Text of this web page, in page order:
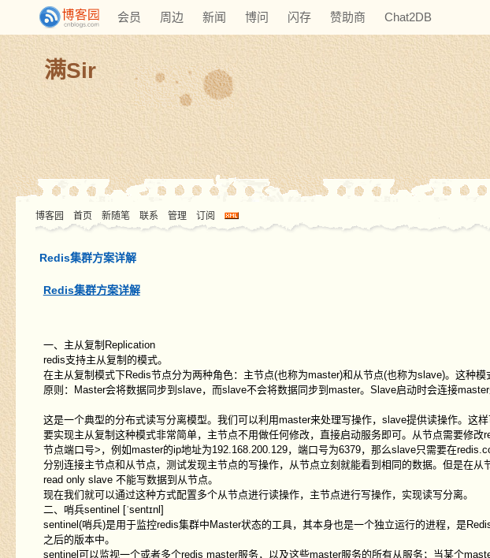
会员 周边 新闻 博问 闪存 赞助商 Chat2DB
满Sir
博客园 首页 新随笔 联系 管理 订阅
Redis集群方案详解
Redis集群方案详解
一、主从复制Replication
redis支持主从复制的模式。
在主从复制模式下Redis节点分为两种角色：主节点(也称为master)和从节点(也称为slave)。这种模
原则：Master会将数据同步到slave，而slave不会将数据同步到master。Slave启动时会连接master
这是一个典型的分布式读写分离模型。我们可以利用master来处理写操作，slave提供读操作。这
要实现主从复制这种模式非常简单，主节点不用做任何修改，直接启动服务即可。从节点需要修
节点端口号>，例如master的ip地址为192.168.200.129，端口号为6379，那么slave只需要在
分别连接主节点和从节点，测试发现主节点的写操作，从节点立刻就能看到相同的数据。但是在从
read only slave不能写数据到从节点。
现在我们就可以通过这种方式配置多个从节点进行读操作，主节点进行写操作，实现读写分离。
二、哨兵sentinel [ˈsentɪnl]
sentinel(哨兵)是用于监控redis集群中Master状态的工具，其本身也是一个独立运行的进程，是
之后的版本中。
sentinel可以监视一个或者多个redis master服务，以及这些master服务的所有从服务；当某个